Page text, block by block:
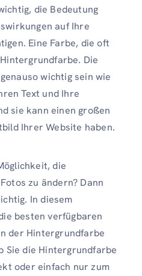
die Bedeutung
auf Ihre
Eine Farbe, die oft
Die
wichtig sein wie
Text und Ihre
sie kann einen großen
Ihrer Website haben.
die
zu ändern? Dann
In diesem
besten verfügbaren
der Hintergrundfarbe
Sie die Hintergrundfarbe
oder einfach nur zum